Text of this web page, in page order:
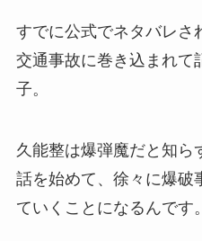
すでに公式でネタバレさ
交通事故に巻き込まれて
子。
久能整は爆弾魔だと知ら
話を始めて、徐々に爆破
ていくことになるんです。